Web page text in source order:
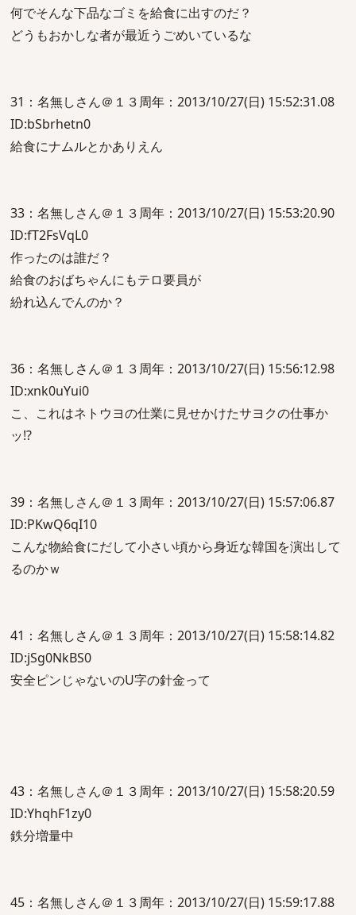
何でそんな下品なゴミを給食に出すのだ？
どうもおかしな者が最近うごめいているな
31：名無しさん＠１３周年：2013/10/27(日) 15:52:31.08
ID:bSbrhetn0
給食にナムルとかありえん
33：名無しさん＠１３周年：2013/10/27(日) 15:53:20.90
ID:fT2FsVqL0
作ったのは誰だ？
給食のおばちゃんにもテロ要員が
紛れ込んでんのか？
36：名無しさん＠１３周年：2013/10/27(日) 15:56:12.98
ID:xnk0uYui0
こ、これはネトウヨの仕業に見せかけたサヨクの仕事か
ッ!?
39：名無しさん＠１３周年：2013/10/27(日) 15:57:06.87
ID:PKwQ6qI10
こんな物給食にだして小さい頃から身近な韓国を演出して
るのかｗ
41：名無しさん＠１３周年：2013/10/27(日) 15:58:14.82
ID:jSg0NkBS0
安全ピンじゃないのU字の針金って
43：名無しさん＠１３周年：2013/10/27(日) 15:58:20.59
ID:YhqhF1zy0
鉄分増量中
45：名無しさん＠１３周年：2013/10/27(日) 15:59:17.88